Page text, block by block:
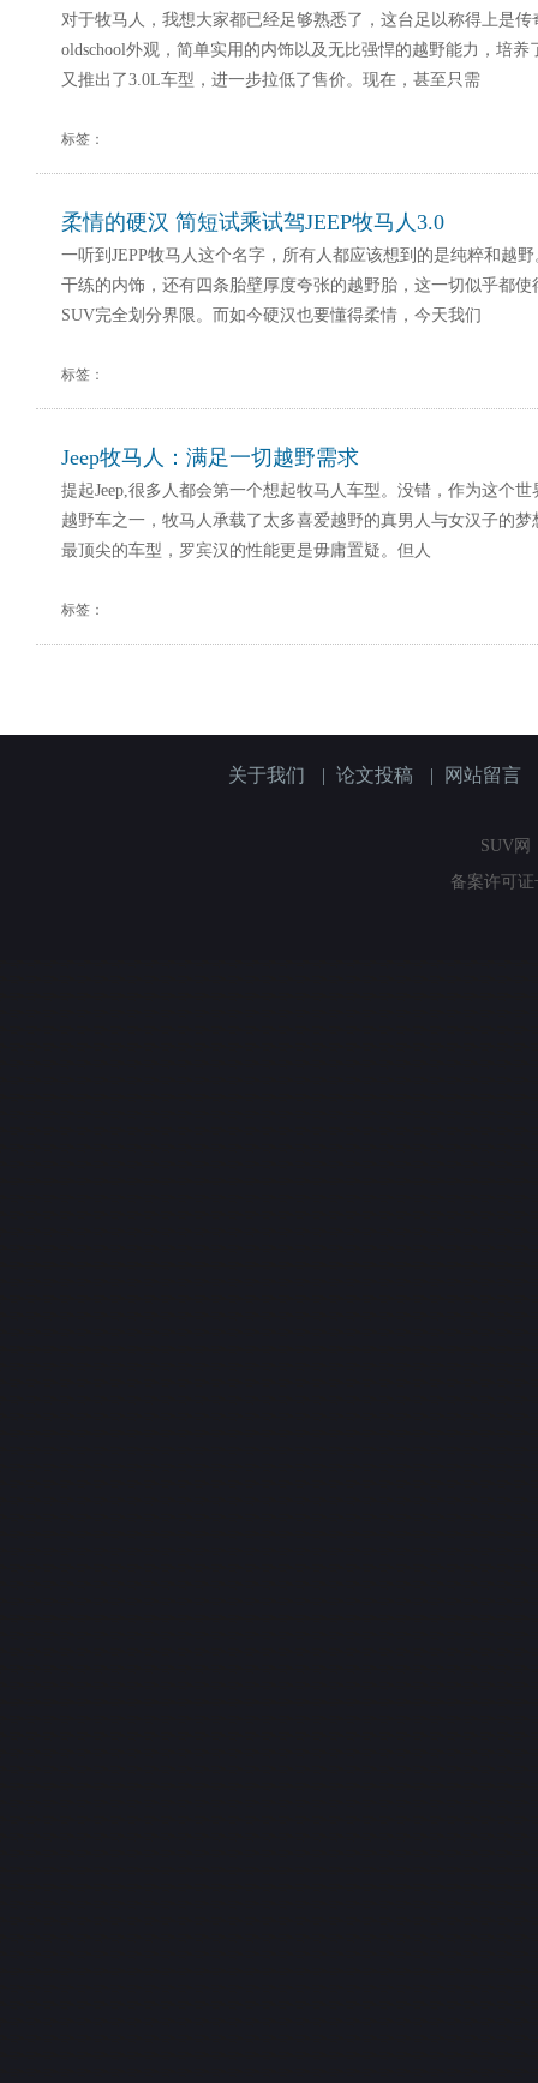
对于牧马人，我想大家都已经足够熟悉了，这台足以称得上是传
oldschool外观，简单实用的内饰以及无比强悍的越野能力，培养
又推出了3.0L车型，进一步拉低了售价。现在，甚至只需
标签：
柔情的硬汉 简短试乘试驾JEEP牧马人3.0
一听到JEPP牧马人这个名字，所有人都应该想到的是纯粹和越
干练的内饰，还有四条胎壁厚度夸张的越野胎，这一切似乎都
SUV完全划分界限。而如今硬汉也要懂得柔情，今天我们
标签：
Jeep牧马人：满足一切越野需求
提起Jeep,很多人都会第一个想起牧马人车型。没错，作为这个
越野车之一，牧马人承载了太多喜爱越野的真男人与女汉子的
最顶尖的车型，罗宾汉的性能更是毋庸置疑。但人
标签：
关于我们 | 论文投稿 | 网站留言
SUV网
备案许可证